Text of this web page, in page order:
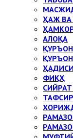
ҲАЖ ВА
АЛОҚА
ФИҚҲ